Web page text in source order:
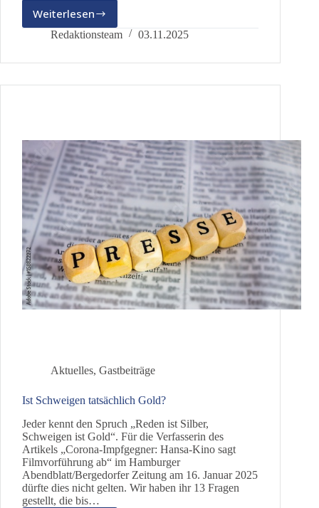
WeiterlesenMeinungsfreiheit
und
Berichterstattung
Redaktionsteam 03.11.2025
Aktuelles, Gastbeiträge
Ist Schweigen tatsächlich Gold?
Jeder kennt den Spruch „Reden ist Silber,
Schweigen ist Gold“. Für die Verfasserin des
Artikels „Corona-Impfgegner: Hansa-Kino sagt
Filmvorführung ab“ im Hamburger
Abendblatt/Bergedorfer Zeitung am 16. Januar 2025
dürfte dies nicht gelten. Wir haben ihr 13 Fragen
gestellt, die bis…